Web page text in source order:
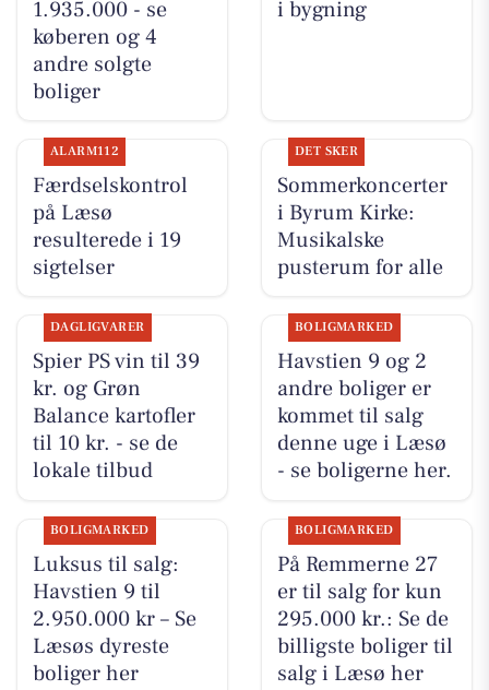
1.935.000 - se
køberen og 4
andre solgte
boliger
i bygning
ALARM112
Færdselskontrol
på Læsø
resulterede i 19
sigtelser
DET SKER
Sommerkoncerter
i Byrum Kirke:
Musikalske
pusterum for alle
DAGLIGVARER
Spier PS vin til 39
kr. og Grøn
Balance kartofler
til 10 kr. - se de
lokale tilbud
BOLIGMARKED
Havstien 9 og 2
andre boliger er
kommet til salg
denne uge i Læsø
- se boligerne her.
BOLIGMARKED
Luksus til salg:
Havstien 9 til
2.950.000 kr – Se
Læsøs dyreste
boliger her
BOLIGMARKED
På Remmerne 27
er til salg for kun
295.000 kr.: Se de
billigste boliger til
salg i Læsø her